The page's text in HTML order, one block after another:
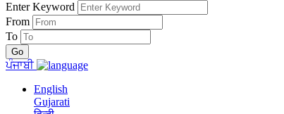
Enter Keyword
From
To
ਪੰਜਾਬੀ
English
Gujarati